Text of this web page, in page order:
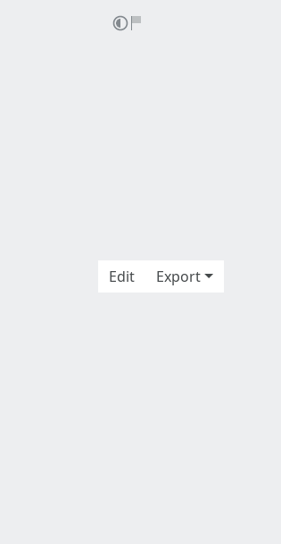
Edit
Export